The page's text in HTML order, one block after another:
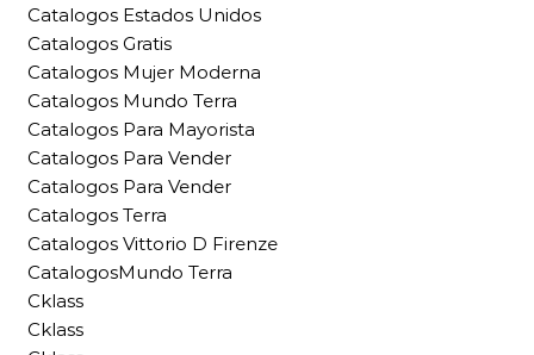
Catalogos Estados Unidos
Catalogos Gratis
Catalogos Mujer Moderna
Catalogos Mundo Terra
Catalogos Para Mayorista
Catalogos Para Vender
Catalogos Para Vender
Catalogos Terra
Catalogos Vittorio D Firenze
CatalogosMundo Terra
Cklass
Cklass